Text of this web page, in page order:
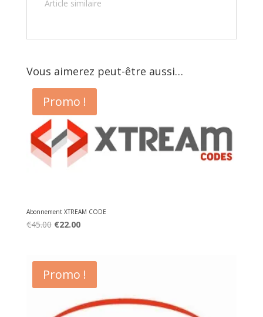
Article similaire
Vous aimerez peut-être aussi…
Promo !
Abonnement XTREAM CODE
€45.00 Original
€45.00.
€22.00Current
€22.00.
Promo !